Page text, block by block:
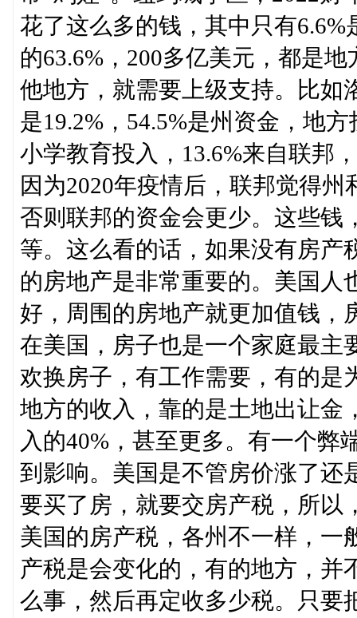
花了这么多的钱，其中只有
的63.6%，200多亿美元，都是
他地方，就需要上级支持。比如
是19.2%，54.5%是州资金，地
小学教育投入，13.6%来自联邦
因为2020年疫情后，联邦觉得
否则联邦的资金会更少。这些钱
等。这么看的话，如果没有房产
的房地产是非常重要的。美国人
好，周围的房地产就更加值钱，
在美国，房子也是一个家庭最主
欢换房子，有工作需要，有的是
地方的收入，靠的是土地出让金
入的40%，甚至更多。有一个弊
到影响。美国是不管房价涨了还
要买了房，就要交房产税，所以
美国的房产税，各州不一样，一
产税是会变化的，有的地方，并
么事，然后再定收多少税。只要